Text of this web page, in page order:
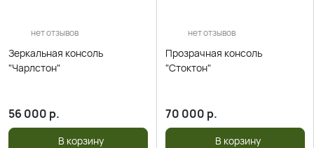
нет отзывов
Зеркальная консоль
"Чарлстон"
56 000 р.
В корзину
нет отзывов
Прозрачная консоль
"Стоктон"
70 000 р.
В корзину